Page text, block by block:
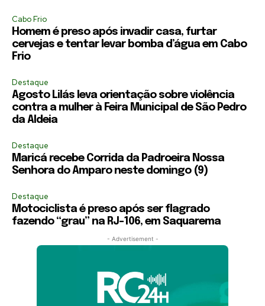
Cabo Frio
Homem é preso após invadir casa, furtar
cervejas e tentar levar bomba d’água em Cabo
Frio
Destaque
Agosto Lilás leva orientação sobre violência
contra a mulher à Feira Municipal de São Pedro
da Aldeia
Destaque
Maricá recebe Corrida da Padroeira Nossa
Senhora do Amparo neste domingo (9)
Destaque
Motociclista é preso após ser flagrado
fazendo “grau” na RJ-106, em Saquarema
- Advertisement -